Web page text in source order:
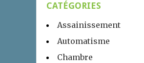
CATÉGORIES
Assainissement
Automatisme
Chambre